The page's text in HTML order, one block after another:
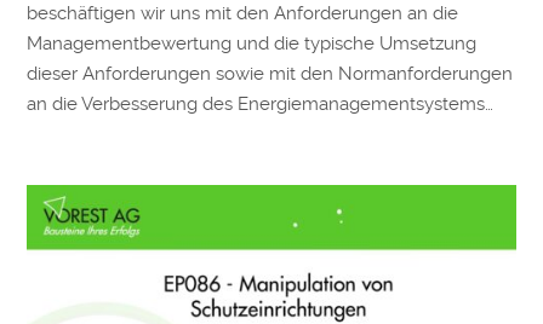
beschäftigen wir uns mit den Anforderungen an die
Managementbewertung und die typische Umsetzung
dieser Anforderungen sowie mit den Normanforderungen
an die Verbesserung des Energiemanagementsystems…